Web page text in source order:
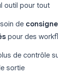
outil pour tout
de
pour des
de contrôle
sortie